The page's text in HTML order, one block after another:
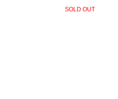
SOLD OUT